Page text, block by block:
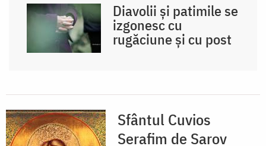
Diavolii și patimile se
izgonesc cu
rugăciune și cu post
Sfântul Cuvios
Serafim de Sarov